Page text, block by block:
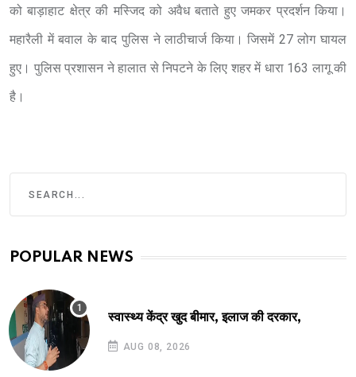
को बाड़ाहाट क्षेत्र की मस्जिद को अवैध बताते हुए जमकर प्रदर्शन किया।
महारैली में बवाल के बाद पुलिस ने लाठीचार्ज किया। जिसमें 27 लोग घायल
हुए। पुलिस प्रशासन ने हालात से निपटने के लिए शहर में धारा 163 लागू की
है।
POPULAR NEWS
स्वास्थ्य केंद्र खुद बीमार, इलाज की दरकार,
AUG 08, 2026